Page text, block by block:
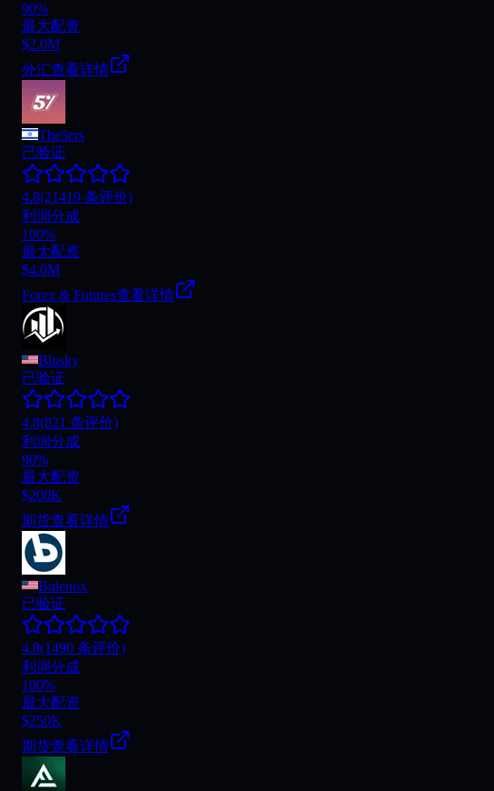
90%
最大配资
$2.0M
外汇查看详情
The5ers
已验证
4.8(21419 条评价)
利润分成
100%
最大配资
$4.0M
Forex & Futures查看详情
Blusky
已验证
4.8(821 条评价)
利润分成
90%
最大配资
$200K
期货查看详情
Bulenox
已验证
4.8(1490 条评价)
利润分成
100%
最大配资
$250K
期货查看详情